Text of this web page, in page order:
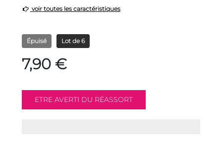
voir toutes les caractéristiques
Épuisé Lot de 6
7,90 €